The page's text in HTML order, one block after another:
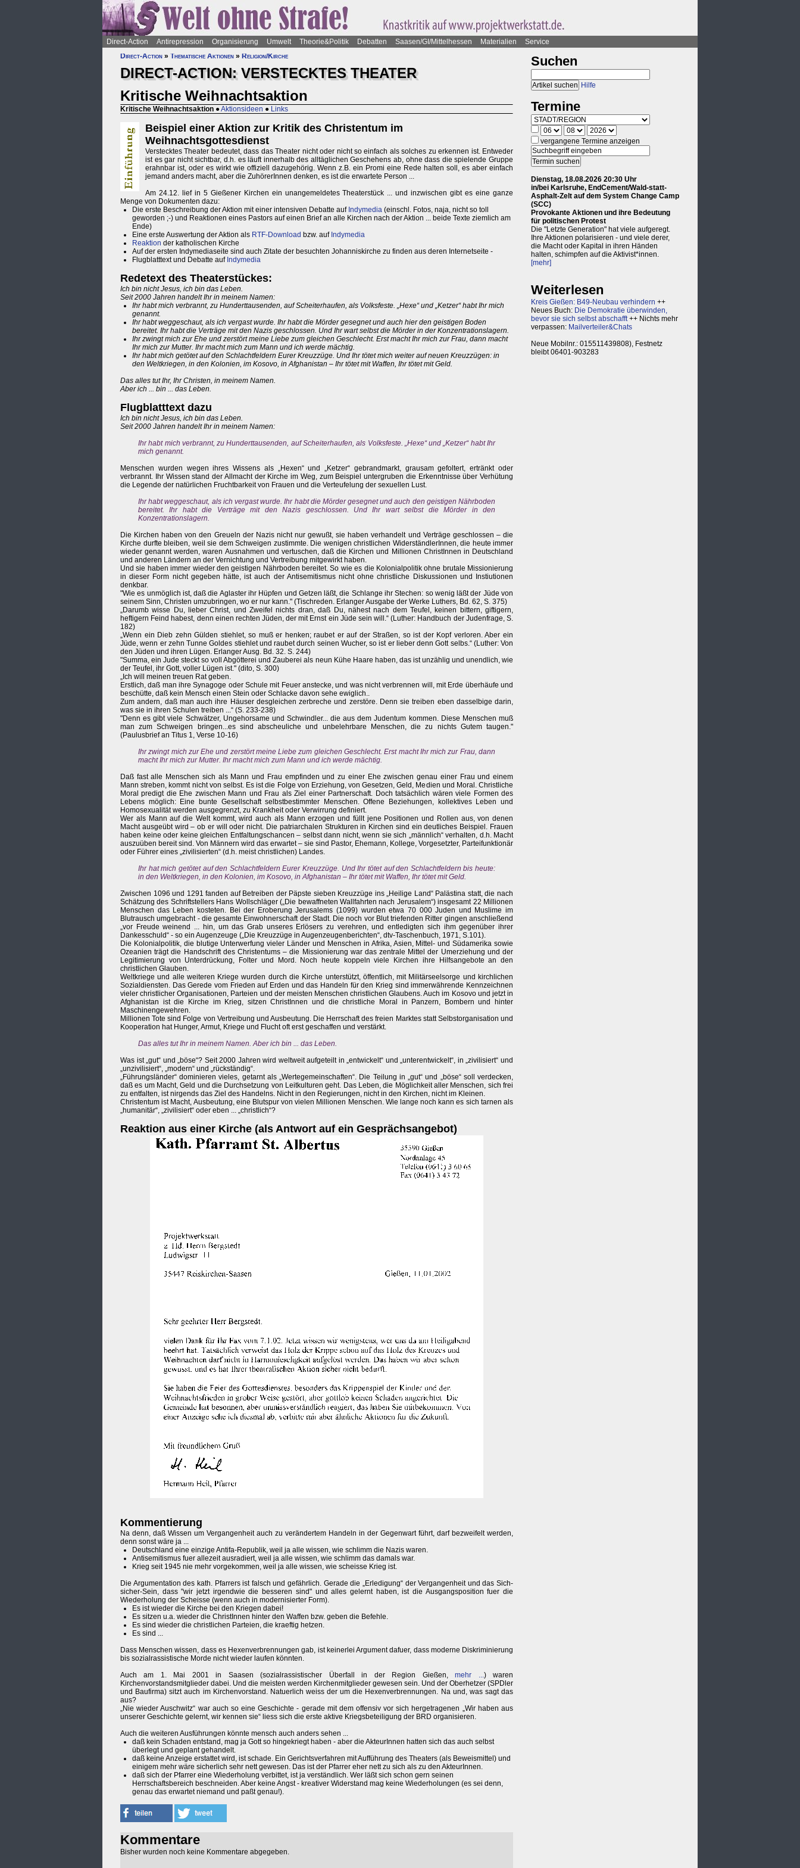
Direct-Action Antirepression Organisierung Umwelt Theorie&Politik Debatten Saasen/GI/Mittelhessen Materialien
Service
Direct-Action » Thematische Aktionen » Religion/Kirche
DIRECT-ACTION: VERSTECKTES THEATER
Kritische Weihnachtsaktion
Kritische Weihnachtsaktion ●Aktionsideen ● Links
Beispiel einer Aktion zur Kritik des Christentum im
Weihnachtsgottesdienst
Verstecktes Theater bedeutet, dass das Theater nicht oder nicht so einfach als solches zu erkennen ist. Entweder
ist es gar nicht sichtbar, d.h. es läuft innerhalb des alltäglichen Geschehens ab, ohne dass die spielende Gruppe
erahnbar ist, oder es wirkt wie offiziell dazugehörig. Wenn z.B. ein Promi eine Rede halten soll, es aber einfach
jemand anders macht, aber die ZuhörerInnen denken, es ist die erwartete Person ...
Am 24.12. lief in 5 Gießener Kirchen ein unangemeldetes Theaterstück ... und inzwischen gibt es eine ganze
Menge von Dokumenten dazu:
Die erste Beschreibung der Aktion mit einer intensiven Debatte auf Indymedia (einschl. Fotos, naja, nicht so toll
geworden ;-) und Reaktionen eines Pastors auf einen Brief an alle Kirchen nach der Aktion ... beide Texte ziemlich am
Ende)
Eine erste Auswertung der Aktion als RTF-Download bzw. auf Indymedia
Reaktion der katholischen Kirche
Auf der ersten Indymediaseite sind auch Zitate der besuchten Johanniskirche zu finden aus deren Internetseite -
Flugblatttext und Debatte auf Indymedia
Redetext des Theaterstückes:
Ich bin nicht Jesus, ich bin das Leben.
Seit 2000 Jahren handelt Ihr in meinem Namen:
Ihr habt mich verbrannt, zu Hunderttausenden, auf Scheiterhaufen, als Volksfeste. „Hexe“ und „Ketzer“ habt Ihr mich
genannt.
Ihr habt weggeschaut, als ich vergast wurde. Ihr habt die Mörder gesegnet und auch hier den geistigen Boden
bereitet. Ihr habt die Verträge mit den Nazis geschlossen. Und Ihr wart selbst die Mörder in der Konzentrationslagern.
Ihr zwingt mich zur Ehe und zerstört meine Liebe zum gleichen Geschlecht. Erst macht Ihr mich zur Frau, dann macht
Ihr mich zur Mutter. Ihr macht mich zum Mann und ich werde mächtig.
Ihr habt mich getötet auf den Schlachtfeldern Eurer Kreuzzüge. Und Ihr tötet mich weiter auf neuen Kreuzzügen: in
den Weltkriegen, in den Kolonien, im Kosovo, in Afghanistan – Ihr tötet mit Waffen, Ihr tötet mit Geld.
Das alles tut Ihr, Ihr Christen, in meinem Namen.
Aber ich ... bin ... das Leben.
Flugblatttext dazu
Ich bin nicht Jesus, ich bin das Leben.
Seit 2000 Jahren handelt Ihr in meinem Namen:
Ihr habt mich verbrannt, zu Hunderttausenden, auf Scheiterhaufen, als Volksfeste. „Hexe“ und „Ketzer“ habt Ihr
mich genannt.
Menschen wurden wegen ihres Wissens als „Hexen“ und „Ketzer“ gebrandmarkt, grausam gefoltert, ertränkt oder
verbrannt. Ihr Wissen stand der Allmacht der Kirche im Weg, zum Beispiel untergruben die Erkenntnisse über Verhütung
die Legende der natürlichen Fruchtbarkeit von Frauen und die Verteufelung der sexuellen Lust.
Ihr habt weggeschaut, als ich vergast wurde. Ihr habt die Mörder gesegnet und auch den geistigen Nährboden
bereitet. Ihr habt die Verträge mit den Nazis geschlossen. Und Ihr wart selbst die Mörder in den
Konzentrationslagern.
Die Kirchen haben von den Greueln der Nazis nicht nur gewußt, sie haben verhandelt und Verträge geschlossen – die
Kirche durfte bleiben, weil sie dem Schweigen zustimmte. Die wenigen christlichen WiderständlerInnen, die heute immer
wieder genannt werden, waren Ausnahmen und vertuschen, daß die Kirchen und Millionen ChristInnen in Deutschland
und anderen Ländern an der Vernichtung und Vertreibung mitgewirkt haben.
Und sie haben immer wieder den geistigen Nährboden bereitet. So wie es die Kolonialpolitik ohne brutale Missionierung
in dieser Form nicht gegeben hätte, ist auch der Antisemitismus nicht ohne christliche Diskussionen und Instiutionen
denkbar.
"Wie es unmöglich ist, daß die Aglaster ihr Hüpfen und Getzen läßt, die Schlange ihr Stechen: so wenig läßt der Jüde von
seinem Sinn, Christen umzubringen, wo er nur kann." (Tischreden. Erlanger Ausgabe der Werke Luthers, Bd. 62, S. 375)
„Darumb wisse Du, lieber Christ, und Zweifel nichts dran, daß Du, nähest nach dem Teufel, keinen bittern, giftigern,
heftigern Feind habest, denn einen rechten Jüden, der mit Ernst ein Jüde sein will.“ (Luther: Handbuch der Judenfrage, S.
182)
„Wenn ein Dieb zehn Gülden stiehlet, so muß er henken; raubet er auf der Straßen, so ist der Kopf verloren. Aber ein
Jüde, wenn er zehn Tunne Goldes stiehlet und raubet durch seinen Wucher, so ist er lieber denn Gott selbs.“ (Luther: Von
den Jüden und ihren Lügen. Erlanger Ausg. Bd. 32. S. 244)
"Summa, ein Jude steckt so voll Abgötterei und Zauberei als neun Kühe Haare haben, das ist unzählig und unendlich, wie
der Teufel, ihr Gott, voller Lügen ist." (dito, S. 300)
„Ich will meinen treuen Rat geben.
Erstlich, daß man ihre Synagoge oder Schule mit Feuer anstecke, und was nicht verbrennen will, mit Erde überhäufe und
beschütte, daß kein Mensch einen Stein oder Schlacke davon sehe ewiglich..
Zum andern, daß man auch ihre Häuser desgleichen zerbreche und zerstöre. Denn sie treiben eben dasselbige darin,
was sie in ihren Schulen treiben ...“ (S. 233-238)
"Denn es gibt viele Schwätzer, Ungehorsame und Schwindler... die aus dem Judentum kommen. Diese Menschen muß
man zum Schweigen bringen...es sind abscheuliche und unbelehrbare Menschen, die zu nichts Gutem taugen."
(Paulusbrief an Titus 1, Verse 10-16)
Ihr zwingt mich zur Ehe und zerstört meine Liebe zum gleichen Geschlecht. Erst macht Ihr mich zur Frau, dann
macht Ihr mich zur Mutter. Ihr macht mich zum Mann und ich werde mächtig.
Daß fast alle Menschen sich als Mann und Frau empfinden und zu einer Ehe zwischen genau einer Frau und einem
Mann streben, kommt nicht von selbst. Es ist die Folge von Erziehung, von Gesetzen, Geld, Medien und Moral. Christliche
Moral predigt die Ehe zwischen Mann und Frau als Ziel einer Partnerschaft. Doch tatsächlich wären viele Formen des
Lebens möglich: Eine bunte Gesellschaft selbstbestimmter Menschen. Offene Beziehungen, kollektives Leben und
Homosexualität werden ausgegrenzt, zu Krankheit oder Verwirrung definiert.
Wer als Mann auf die Welt kommt, wird auch als Mann erzogen und füllt jene Positionen und Rollen aus, von denen
Macht ausgeübt wird – ob er will oder nicht. Die patriarchalen Strukturen in Kirchen sind ein deutliches Beispiel. Frauen
haben keine oder keine gleichen Entfaltungschancen – selbst dann nicht, wenn sie sich „männlich“ verhalten, d.h. Macht
auszuüben bereit sind. Von Männern wird das erwartet – sie sind Pastor, Ehemann, Kollege, Vorgesetzter, Parteifunktionär
oder Führer eines „zivilisierten“ (d.h. meist christlichen) Landes.
Ihr hat mich getötet auf den Schlachtfeldern Eurer Kreuzzüge. Und Ihr tötet auf den Schlachtfeldern bis heute:
in den Weltkriegen, in den Kolonien, im Kosovo, in Afghanistan – Ihr tötet mit Waffen, Ihr tötet mit Geld.
Zwischen 1096 und 1291 fanden auf Betreiben der Päpste sieben Kreuzzüge ins „Heilige Land“ Palästina statt, die nach
Schätzung des Schriftstellers Hans Wollschläger („Die bewaffneten Wallfahrten nach Jerusalem“) insgesamt 22 Millionen
Menschen das Leben kosteten. Bei der Eroberung Jerusalems (1099) wurden etwa 70 000 Juden und Muslime im
Blutrausch umgebracht - die gesamte Einwohnerschaft der Stadt. Die noch vor Blut triefenden Ritter gingen anschließend
„vor Freude weinend ... hin, um das Grab unseres Erlösers zu verehren, und entledigten sich ihm gegenüber ihrer
Dankesschuld“ - so ein Augenzeuge („Die Kreuzzüge in Augenzeugenberichten“, dtv-Taschenbuch, 1971, S.101).
Die Kolonialpolitik, die blutige Unterwerfung vieler Länder und Menschen in Afrika, Asien, Mittel- und Südamerika sowie
Ozeanien trägt die Handschrift des Christentums – die Missionierung war das zentrale Mittel der Umerziehung und der
Legitimierung von Unterdrückung, Folter und Mord. Noch heute koppeln viele Kirchen ihre Hilfsangebote an den
christlichen Glauben.
Weltkriege und alle weiteren Kriege wurden durch die Kirche unterstützt, öffentlich, mit Militärseelsorge und kirchlichen
Sozialdiensten. Das Gerede vom Frieden auf Erden und das Handeln für den Krieg sind immerwährende Kennzeichnen
vieler christlicher Organisationen, Parteien und der meisten Menschen christlichen Glaubens. Auch im Kosovo und jetzt in
Afghanistan ist die Kirche im Krieg, sitzen ChristInnen und die christliche Moral in Panzern, Bombern und hinter
Maschinengewehren.
Millionen Tote sind Folge von Vertreibung und Ausbeutung. Die Herrschaft des freien Marktes statt Selbstorganisation und
Kooperation hat Hunger, Armut, Kriege und Flucht oft erst geschaffen und verstärkt.
Das alles tut Ihr in meinem Namen. Aber ich bin ... das Leben.
Was ist „gut“ und „böse“? Seit 2000 Jahren wird weltweit aufgeteilt in „entwickelt“ und „unterentwickelt“, in „zivilisiert“ und
„unzivilisiert“, „modern“ und „rückständig“.
„Führungsländer“ dominieren vieles, getarnt als „Wertegemeinschaften“. Die Teilung in „gut“ und „böse“ soll verdecken,
daß es um Macht, Geld und die Durchsetzung von Leitkulturen geht. Das Leben, die Möglichkeit aller Menschen, sich frei
zu entfalten, ist nirgends das Ziel des Handelns. Nicht in den Regierungen, nicht in den Kirchen, nicht im Kleinen.
Christentum ist Macht, Ausbeutung, eine Blutspur von vielen Millionen Menschen. Wie lange noch kann es sich tarnen als
„humanitär“, „zivilisiert“ oder eben ... „christlich“?
Reaktion aus einer Kirche (als Antwort auf ein Gesprächsangebot)
Kommentierung
Na denn, daß Wissen um Vergangenheit auch zu verändertem Handeln in der Gegenwart führt, darf bezweifelt werden,
denn sonst wäre ja ...
Deutschland eine einzige Antifa-Republik, weil ja alle wissen, wie schlimm die Nazis waren.
Antisemitismus fuer allezeit ausradiert, weil ja alle wissen, wie schlimm das damals war.
Krieg seit 1945 nie mehr vorgekommen, weil ja alle wissen, wie scheisse Krieg ist.
Die Argumentation des kath. Pfarrers ist falsch und gefährlich. Gerade die „Erledigung“ der Vergangenheit und das Sich-
sicher-Sein, dass "wir jetzt irgendwie die besseren sind" und alles gelernt haben, ist die Ausgangsposition fuer die
Wiederholung der Scheisse (wenn auch in modernisierter Form).
Es ist wieder die Kirche bei den Kriegen dabei!
Es sitzen u.a. wieder die ChristInnen hinter den Waffen bzw. geben die Befehle.
Es sind wieder die christlichen Parteien, die kraeftig hetzen.
Es sind ...
Dass Menschen wissen, dass es Hexenverbrennungen gab, ist keinerlei Argument dafuer, dass moderne Diskriminierung
bis sozialrassistische Morde nicht wieder laufen könnten.
Auch am 1. Mai 2001 in Saasen (sozialrassistischer Überfall in der Region Gießen,mehr ...) waren
Kirchenvorstandsmitglieder dabei. Und die meisten werden Kirchenmitglieder gewesen sein. Und der Oberhetzer (SPDler
und Baufirma) sitzt auch im Kirchenvorstand. Natuerlich weiss der um die Hexenverbrennungen. Na und, was sagt das
aus?
„Nie wieder Auschwitz“ war auch so eine Geschichte - gerade mit dem offensiv vor sich hergetragenen „Wir haben aus
unserer Geschichte gelernt, wir kennen sie“ liess sich die erste aktive Kriegsbeteiligung der BRD organisieren.
Auch die weiteren Ausführungen könnte mensch auch anders sehen ...
daß kein Schaden entstand, mag ja Gott so hingekriegt haben - aber die AkteurInnen hatten sich das auch selbst
überlegt und geplant gehandelt.
daß keine Anzeige erstattet wird, ist schade. Ein Gerichtsverfahren mit Aufführung des Theaters (als Beweismittel) und
einigem mehr wäre sicherlich sehr nett gewesen. Das ist der Pfarrer eher nett zu sich als zu den AkteurInnen.
daß sich der Pfarrer eine Wiederholung verbittet, ist ja verständlich. Wer läßt sich schon gern seinen
Herrschaftsbereich beschneiden. Aber keine Angst - kreativer Widerstand mag keine Wiederholungen (es sei denn,
genau das erwartet niemand und paßt genau!).
Kommentare
Bisher wurden noch keine Kommentare abgegeben.
Suchen
Hilfe
Termine
vergangene Termine anzeigen
Dienstag, 18.08.2026 20:30 Uhr
in/bei Karlsruhe, EndCement/Wald-statt-
Asphalt-Zelt auf dem System Change Camp
(SCC)
Provokante Aktionen und ihre Bedeutung
für politischen Protest
Die "Letzte Generation" hat viele aufgeregt.
Ihre Aktionen polarisieren - und viele derer,
die Macht oder Kapital in ihren Händen
halten, schimpfen auf die Aktivist*innen.
[mehr]
Weiterlesen
Kreis Gießen: B49-Neubau verhindern ++
Neues Buch: Die Demokratie überwinden,
bevor sie sich selbst abschafft++ Nichts mehr
verpassen: Mailverteiler&Chats
Neue Mobilnr.: 015511439808), Festnetz
bleibt 06401-903283